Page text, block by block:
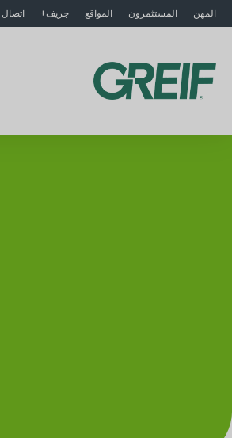
المهن المستثمرون المواقع جريف+ اتصال